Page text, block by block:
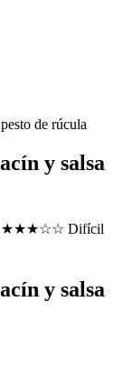
de rúcula
y salsa
★★★☆☆ Difícil
y salsa